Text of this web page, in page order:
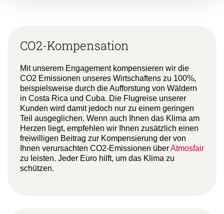
CO2-Kompensation
Mit unserem Engagement kompensieren wir die
CO2 Emissionen unseres Wirtschaftens zu 100%,
beispielsweise durch die Aufforstung von Wäldern
in Costa Rica und Cuba. Die Flugreise unserer
Kunden wird damit jedoch nur zu einem geringen
Teil ausgeglichen. Wenn auch Ihnen das Klima am
Herzen liegt, empfehlen wir Ihnen zusätzlich einen
freiwilligen Beitrag zur Kompensierung der von
Ihnen verursachten CO2-Emissionen überAtmosfair
zu leisten. Jeder Euro hilft, um das Klima zu
schützen.